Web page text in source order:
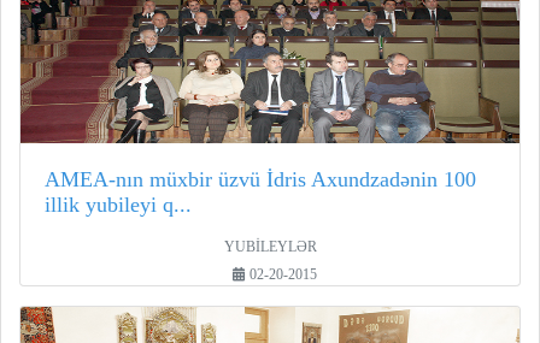
AMEA-nın müxbir üzvü İdris Axundzadənin 100
illik yubileyi q...
YUBİLEYLƏR
02-20-2015